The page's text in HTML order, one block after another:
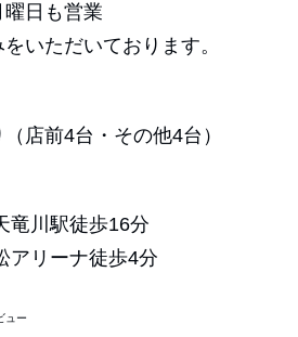
日も営業
いただいております。
店前4台・その他4台）
竜川駅徒歩16分
アリーナ徒歩4分